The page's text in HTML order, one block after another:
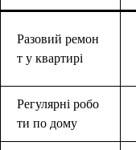
Разовий ремон
т у квартирі
Регулярні робо
ти по дому